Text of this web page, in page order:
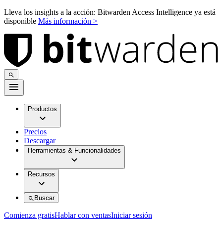
Lleva los insights a la acción: Bitwarden Access Intelligence ya está
disponible Más información >
Productos
Precios
Descargar
Herramientas & Funcionalidades
Recursos
Buscar
Comienza gratisHablar con ventasIniciar sesión